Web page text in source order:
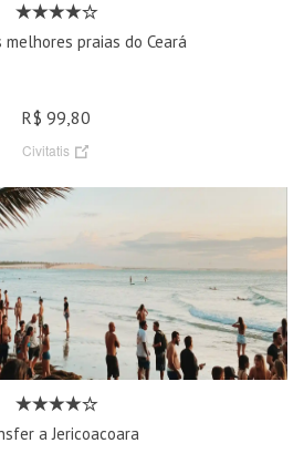
melhores praias do Ceará
R$ 99,80
Civitatis
a Jericoacoara